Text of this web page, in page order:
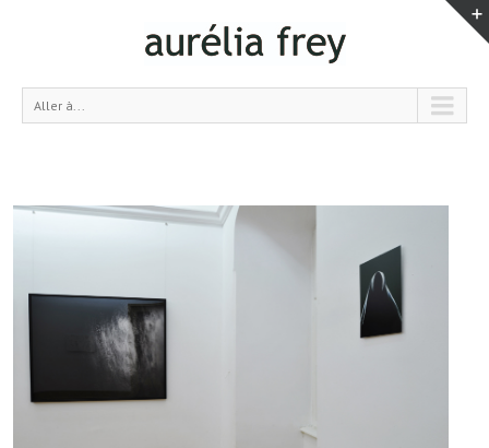
Aller à...